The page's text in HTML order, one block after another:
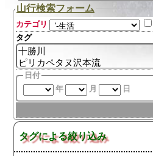
山行検索フォーム
カテゴリ
タグ
日付
年
月 日
タグによる絞り込み